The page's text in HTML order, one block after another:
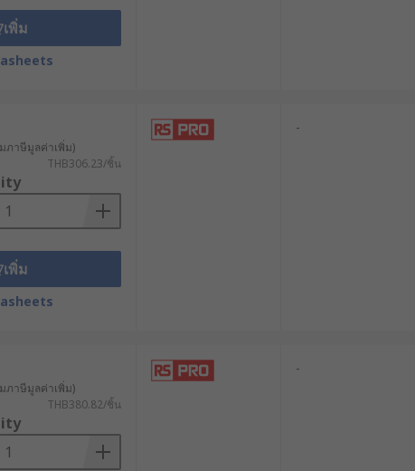
แบบ โดยทั่วไปมีทั้งแบบ 50 โอห์มและ
และเครือข่ายไร้สาย
มพัดลมโบลเวอร์ ซึ่งเป็นอุปกรณ์สำคัญ
งผ่านช่องเสียบ Coaxial ไปยังตัว
เพิ่ม
ภาษีมูลค่าเพิ่ม)
THB306.23/ชิ้น
เพิ่ม
-
ภาษีมูลค่าเพิ่ม)
THB380.82/ชิ้น
-